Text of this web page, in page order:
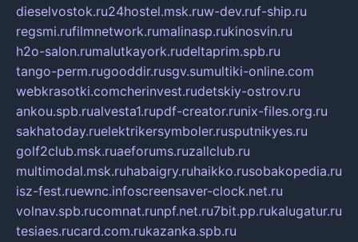
dieselvostok.ru24hostel.msk.ruw-dev.ruf-ship.ru
regsmi.rufilmnetwork.rumalinasp.rukinosvin.ru
h2o-salon.rumalutkayork.rudeltaprim.spb.ru
tango-perm.rugooddir.rusgv.sumultiki-online.com
webkrasotki.comcherinvest.rudetskiy-ostrov.ru
ankou.spb.rualvesta1.rupdf-creator.runix-files.org.ru
sakhatoday.ruelektrikersymboler.rusputnikyes.ru
golf2club.msk.ruaeforums.ruzallclub.ru
multimodal.msk.ruhabaigry.ruhaikko.rusobakopedia.ru
isz-fest.ruewnc.infoscreensaver-clock.net.ru
volnav.spb.rucomnat.runpf.net.ru7bit.pp.rukalugatur.ru
tesiaes.rucard.com.rukazanka.spb.ru